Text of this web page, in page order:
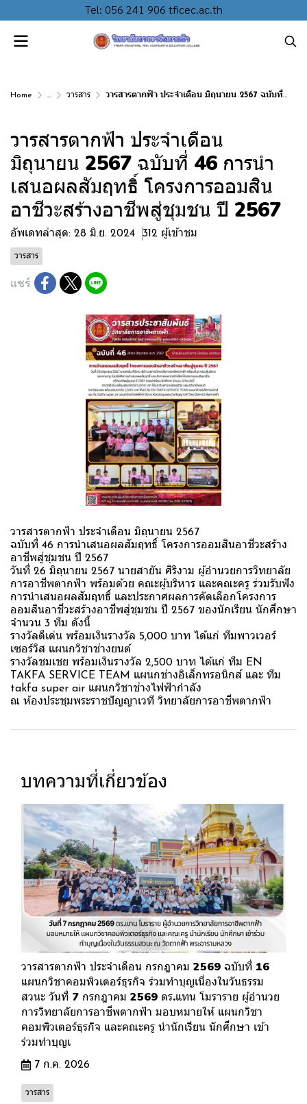
Tel: 056 241 906 tficec.ac.th
Home ... วารสาร วารสารตากฟ้า ประจำเดือน มิถุนายน 2567 ฉบับที่ 46 การนำเสนอผลสัมฤทธิ์ โครงการออมสินอาชีวะสร้างอาชีพสู่ชุมชน ปี 2567
วารสารตากฟ้า ประจำเดือน
มิถุนายน 2567 ฉบับที่ 46 การนำ
เสนอผลสัมฤทธิ์ โครงการออมสิน
อาชีวะสร้างอาชีพสู่ชุมชน ปี 2567
อัพเดทล่าสุด: 28 มิ.ย. 2024 312 ผู้เข้าชม
วารสาร
แชร์
วารสารตากฟ้า ประจำเดือน มิถุนายน 2567
ฉบับที่ 46 การนำเสนอผลสัมฤทธิ์ โครงการออมสินอาชีวะสร้าง
อาชีพสู่ชุมชน ปี 2567
วันที่ 26 มิถุนายน 2567 นายสายัน ศิริงาม ผู้อำนวยการวิทยาลัย
การอาชีพตากฟ้า พร้อมด้วย คณะผู้บริหาร และคณะครู ร่วมรับฟัง
การนำเสนอผลสัมฤทธิ์ และประกาศผลการคัดเลือกโครงการ
ออมสินอาชีวะสร้างอาชีพสู่ชุมชน ปี 2567 ของนักเรียน นักศึกษา
จำนวน 3 ทีม ดังนี้
รางวัลดีเด่น พร้อมเงินรางวัล 5,000 บาท ได้แก่ ทีมพาวเวอร์
เซอร์วิส แผนกวิชาช่างยนต์
รางวัลชมเชย พร้อมเงินรางวัล 2,500 บาท ได้แก่ ทีม EN
TAKFA SERVICE TEAM แผนกช่างอิเล็กทรอนิกส์ และ ทีม
takfa super air แผนกวิชาช่างไฟฟ้ากำลัง
ณ ห้องประชุมพระราชปัญญาเวที วิทยาลัยการอาชีพตากฟ้า
บทความที่เกี่ยวข้อง
วารสารตากฟ้า ประจำเดือน กรกฎาคม 2569 ฉบับที่ 16
แผนกวิชาคอมพิวเตอร์ธุรกิจ ร่วมทำบุญเนื่องในวันธรรม
สวนะ วันที่ 7 กรกฎาคม 2569 ดร.แทน โมราราย ผู้อำนวย
การวิทยาลัยการอาชีพตากฟ้า มอบหมายให้ แผนกวิชา
คอมพิวเตอร์ธุรกิจ และคณะครู นำนักเรียน นักศึกษา เข้า
ร่วมทำบุญเ
7 ก.ค. 2026
วารสาร